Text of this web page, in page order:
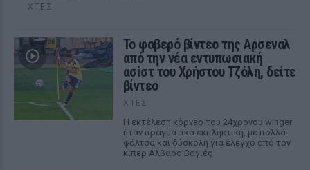
ΧΤΕΣ
Το φοβερό βίντεο της Αρσεναλ
από την νέα εντυπωσιακή
ασίστ του Χρήστου Τζόλη, δείτε
βίντεο
ΧΤΕΣ
Η εκτέλεση κόρνερ του 24χρονου winger
ήταν πραγματικά εκπληκτική, με πολλά
φάλτσα και δύσκολη για έλεγχο από τον
κίπερ Αλβαρο Βαγιές